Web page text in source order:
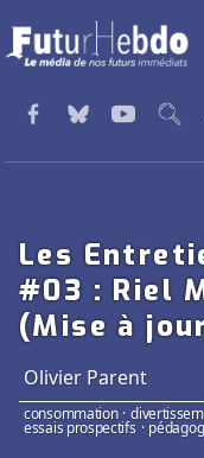
Les
#03 : Riel
(Mise à
Olivier Parent
consommation ·
essais prospectifs ·